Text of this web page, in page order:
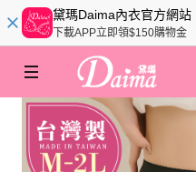
黛瑪Daima內衣官方網站
下載APP立即領$150購物金